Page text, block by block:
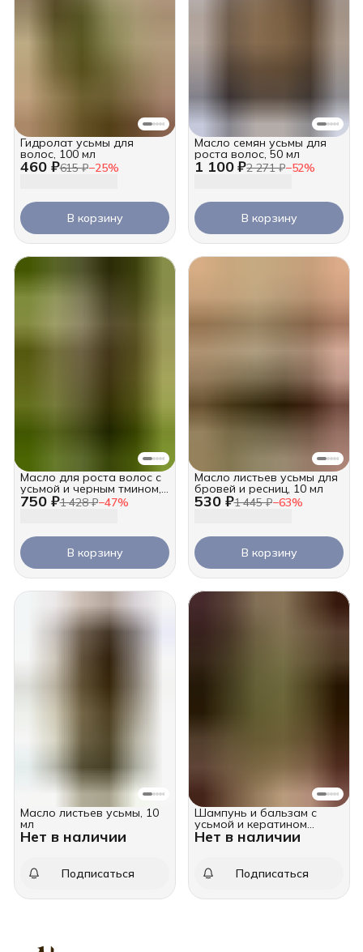
460 ₽615 ₽−25%
Гидролат усьмы для
волос, 100 мл
В корзину
1 100 ₽2 271 ₽−52%
Масло семян усьмы для
роста волос, 50 мл
В корзину
750 ₽1 428 ₽−47%
Масло для роста волос с
усьмой и черным тмином,
100 мл
В корзину
530 ₽1 445 ₽−63%
Масло листьев усьмы для
бровей и ресниц, 10 мл
В корзину
Нет в наличии
Масло листьев усьмы, 10
мл
Подписаться
Нет в наличии
Шампунь и бальзам с
усьмой и кератином
против выпадения, 2х250
мл
Подписаться